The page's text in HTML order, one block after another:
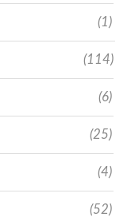
(1)
(114)
(6)
(25)
(4)
(52)